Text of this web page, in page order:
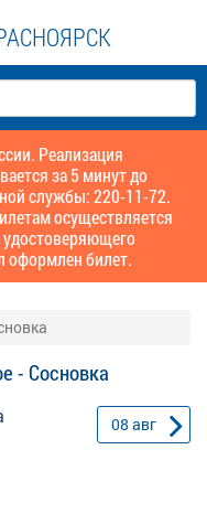
Реализация
за 5 минут до
службы: 220-11-72.
осуществляется
оформлен билет.
- Сосновка
08 авг